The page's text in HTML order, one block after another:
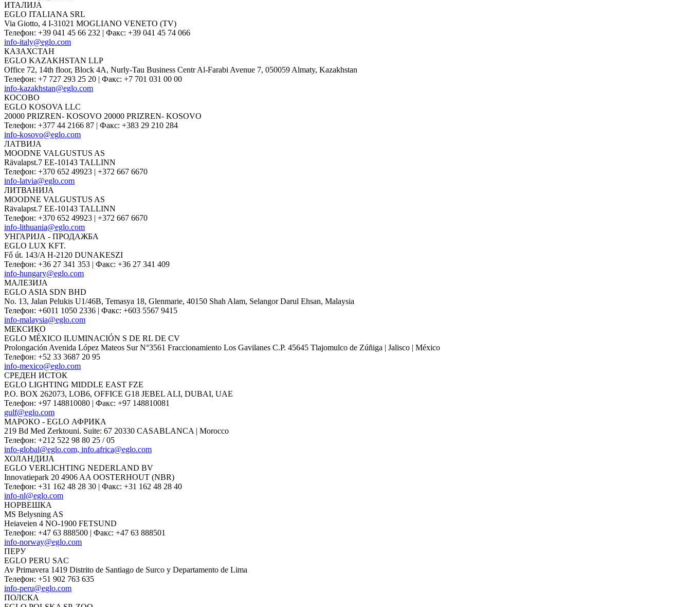
ИТАЛИЈА
EGLO ITALIANA SRL
Via Giotto, 4 I-31021 MOGLIANO VENETO (TV)
Телефон: +39 041 45 66 232 | Факс: +39 041 45 74 066
info-italy@eglo.com
КАЗАХСТАН
EGLO KAZAKHSTAN LLP
Office 72, 14th floor, Block 4A, Nurly-Tau Business Centr Al-Farabi Avenue 7, 050059 Almaty, Kazakhstan
Телефон: +7 727 293 25 20 | Факс: +7 701 031 00 00
info-kazakhstan@eglo.com
КОСОВО
EGLO KOSOVA LLC
20000 PRIZREN- KOSOVO 20000 PRIZREN- KOSOVO
Телефон: +377 44 2166 87 | Факс: +383 29 210 284
info-kosovo@eglo.com
ЛАТВИЈА
MOODNE VALGUSTUS AS
Rävalapst.7 EE-10143 TALLINN
Телефон: +370 652 49923 | +372 667 6670
info-latvia@eglo.com
ЛИТВАНИЈА
MOODNE VALGUSTUS AS
Rävalapst.7 EE-10143 TALLINN
Телефон: +370 652 49923 | +372 667 6670
info-lithuania@eglo.com
УНГАРИЈА - ПРОДАЖБА
EGLO LUX KFT.
Fő út. 143/A H-2120 DUNAKESZI
Телефон: +36 27 341 353 | Факс: +36 27 341 409
info-hungary@eglo.com
МАЛЕЗИЈА
EGLO ASIA SDN BHD
No. 13, Jalan Pelukis U1/46B, Temasya 18, Glenmarie, 40150 Shah Alam, Selangor Darul Ehsan, Malaysia
Телефон: +6011 1050 2336 | Факс: +603 5567 9415
info-malaysia@eglo.com
МЕКСИКО
EGLO MÉXICO ILUMINACIÓN S DE RL DE CV
Prolongación Avenida López Mateos Sur N°3561 Fraccionamiento Los Gavilanes C.P. 45645 Tlajomulco de Zúñiga | Jalisco | México
Телефон: +52 33 3687 20 95
info-mexico@eglo.com
СРЕДЕН ИСТОК
EGLO LIGHTING MIDDLE EAST FZE
P.O. BOX 262073, LOB6, OFFICE G18 JEBEL ALI, DUBAI, UAE
Телефон: +97 148810080 | Факс: +97 148810081
gulf@eglo.com
МАРОКО - EGLO АФРИКА
219 Bd Med Zerktouni. Suite: 67 20330 CASABLANCA | Morocco
Телефон: +212 522 98 80 25 / 05
info-global@eglo.com, info.africa@eglo.com
ХОЛАНДИЈА
EGLO VERLICHTING NEDERLAND BV
Innovatiepark 20 4906 AA OOSTERHOUT (NBR)
Телефон: +31 162 48 28 30 | Факс: +31 162 48 28 40
info-nl@eglo.com
НОРВЕШКА
MS Belysning AS
Heiaveien 4 NO-1900 FETSUND
Телефон: +47 63 888500 | Факс: +47 63 888501
info-norway@eglo.com
ПЕРУ
EGLO PERU SAC
Av Primavera 1419 Distrito de Santiago de Surco y Departamento de Lima
Телефон: +51 902 763 635
info-peru@eglo.com
ПОЛСКА